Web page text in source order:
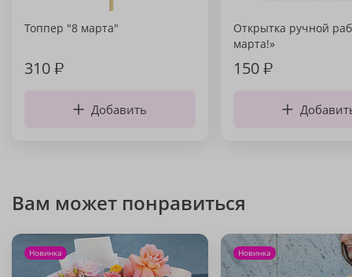
Топпер "8 марта"
310₽
Добавить
Открытка ручной
марта!»
150₽
Вам может понравиться
Новинка Новинка